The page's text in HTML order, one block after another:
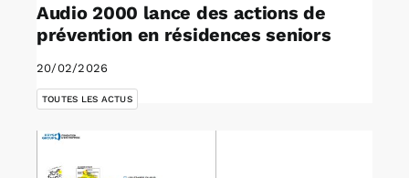
Audio 2000 lance des actions de
prévention en résidences seniors
20/02/2026
TOUTES LES ACTUS